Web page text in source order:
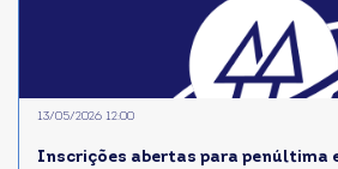
Inscrições abertas para penúltima
13/05/2026 12:00